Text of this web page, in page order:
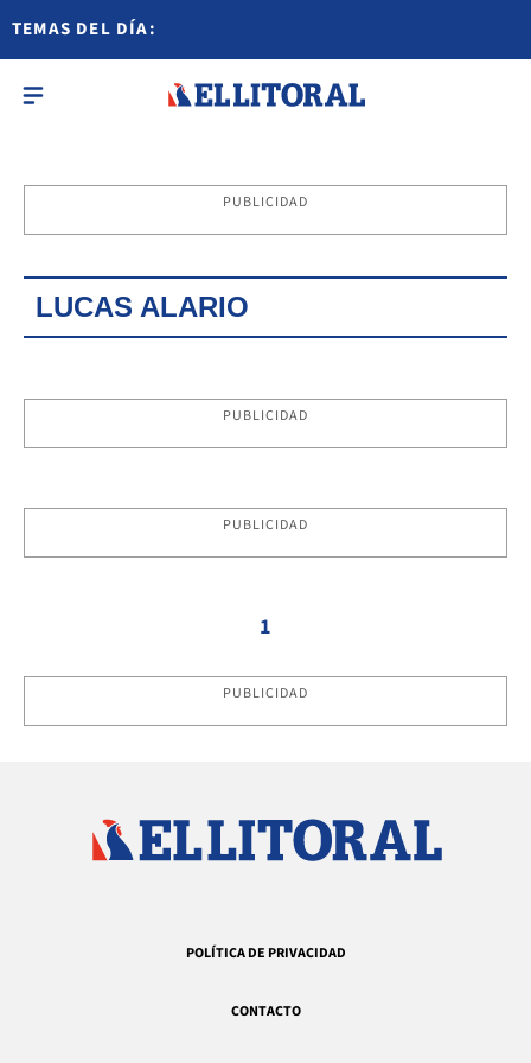
TEMAS DEL DÍA:
PUBLICIDAD
LUCAS ALARIO
PUBLICIDAD
PUBLICIDAD
1
PUBLICIDAD
POLÍTICA DE PRIVACIDAD
CONTACTO